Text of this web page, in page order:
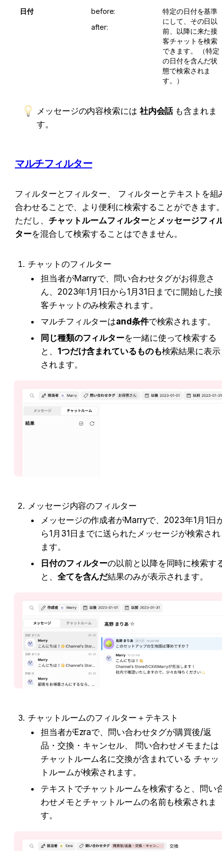
日付
before:
after:
特定の日付を基準
にして、その日以
前、以降に来た接
客チャットを検索
できます。 （特定
の日付を含んだ状
態で検索されま
す。）
メッセージの内容検索には 社内会話 も含まれま
す。
マルチフィルター
フィルターとフィルター、 フィルターとテキストを組
合わせることで、より便利に検索することができます
ただし、 チャットルームフィルターと メッセージフィ
ターを混合して検索することはできません。
チャットのフィルター
担当者がMarryで、問い合わせタグがお得意さ
ん、2023年1月1日から1月31日までに開始した
客チャットのみ検索されます。
マルチフィルターはand条件で検索されます。
同じ種類のフィルターを一緒に使って検索する
と、 1つだけ含まれているものも検索結果に表示
されます。
メッセージ内容のフィルター
メッセージの作成者がMarryで、2023年1月1日
ら1月31日までに送られたメッセージが検索され
ます。
日付のフィルターの以前と以降を同時に検索す
と、 全てを含んだ結果のみが表示されます。
チャットルームのフィルター＋テキスト
担当者がEzraで、問い合わせタグが購買後/返
品・交換・キャンセル、 問い合わせメモまたは
チャットルーム名に交換が含まれている チャッ
トルームが検索されます。
テキストでチャットルームを検索すると、問い
わせメモとチャットルームの名前も検索されま
す。